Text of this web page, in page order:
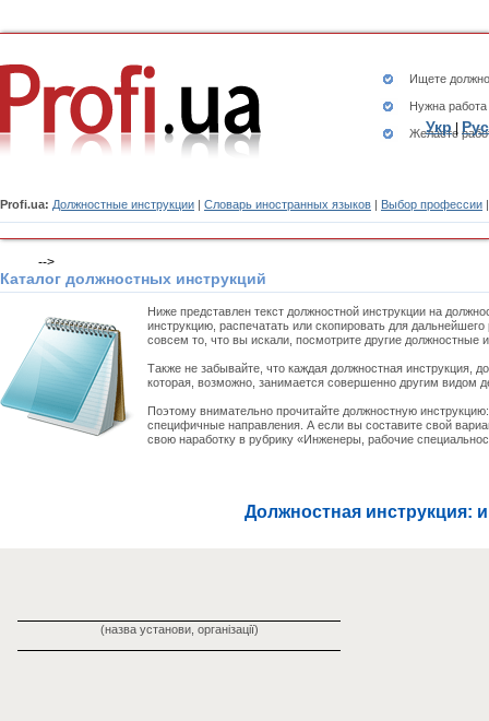
Ищете
Нужна
Желаете
Profi.ua: Должностные инструкции | Словарь иностранных языков | Выбор профессии
Укр| Рус
-->
Каталог должностных инструкций
Ниже представлен текст должностной инструкции на
инструкцию, распечатать или скопировать для
совсем то, что вы искали, посмотрите другие должностные
Также не забывайте, что каждая должностная инструкция,
которая, возможно, занимается совершенно другим видом
Поэтому внимательно прочитайте должностную
специфичные направления. А если вы составите свой
свою наработку в рубрику «Инженеры, рабочие
Должностная инструкция:
(назва установи, організації)